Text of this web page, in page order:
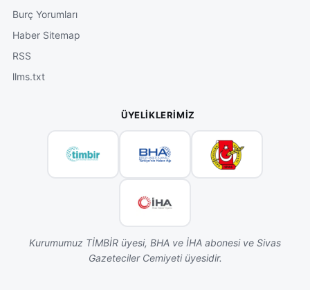
Burç Yorumları
Haber Sitemap
RSS
llms.txt
ÜYELIKLERIMIZ
Kurumumuz TİMBİR üyesi, BHA ve İHA abonesi ve Sivas
Gazeteciler Cemiyeti üyesidir.